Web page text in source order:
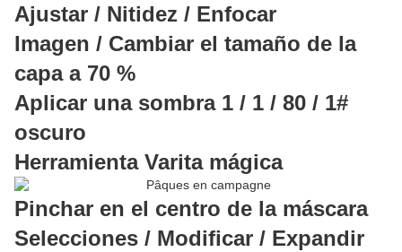
Ajustar / Nitidez / Enfocar
Imagen / Cambiar el tamaño de la
capa a 70 %
Aplicar una sombra 1 / 1 / 80 / 1#
oscuro
Herramienta Varita mágica
Pinchar en el centro de la máscara
Selecciones / Modificar / Expandir